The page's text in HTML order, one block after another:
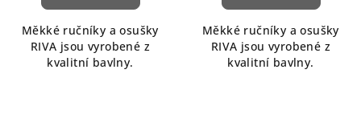
Měkké ručníky a osušky
RIVA jsou vyrobené z
kvalitní bavlny.
Měkké ručníky a osušky
RIVA jsou vyrobené z
kvalitní bavlny.